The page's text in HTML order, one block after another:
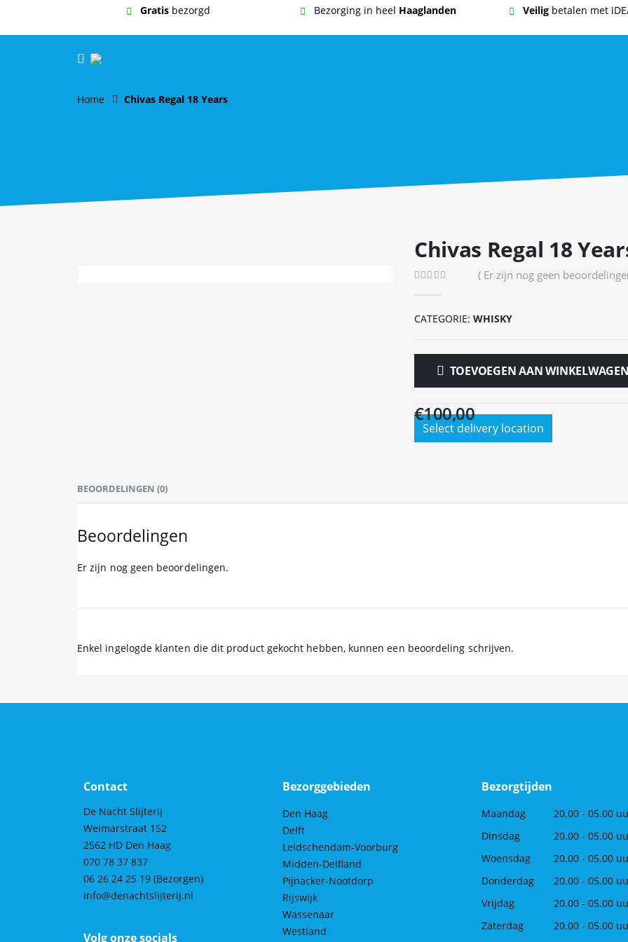
Gratisbezorgd Bezorging in heel Haaglanden Veilig betalen met
Home Chivas Regal 18 Years
Chivas Regal 18
( Er zijn nog geen
€100,00
CATEGORIE: WHISKY
TOEVOEGEN AAN
Select delivery location
BEOORDELINGEN (0)
Beoordelingen
Er zijn nog geen beoordelingen.
Enkel ingelogde klanten die dit product gekocht hebben, kunnen een beoordeling schrijven.
Contact
De Nacht Slijterij
Weimarstraat 152
2562 HD Den Haag
070 78 37 837
06 26 24 25 19 (Bezorgen)
info@denachtslijterij.nl
Volg onze socials
Bezorggebieden
Den Haag
Delft
Leidschendam-Voorburg
Midden-Delfland
Pijnacker-Nootdorp
Rijswijk
Wassenaar
Westland
Bezorgtijden
Maandag
20.00 - 05.00
Dinsdag
20.00 - 05.00
Woensdag
20.00 - 05.00
Donderdag
20.00 - 05.00
Vrijdag
20.00 - 05.00
Zaterdag
20.00 - 05.00